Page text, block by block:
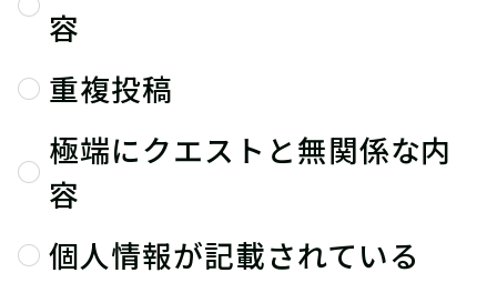
容
重複投稿
極端にクエストと無関係な内
容
個人情報が記載されている